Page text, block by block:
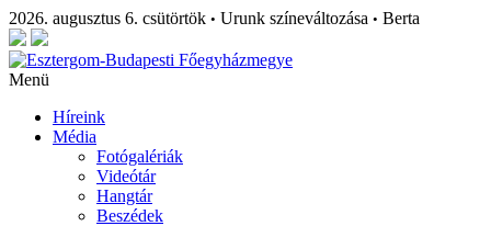
2026. augusztus 6. csütörtök • Urunk színeváltozása • Berta
Menü
Híreink
Média
Fotógalériák
Videótár
Hangtár
Beszédek